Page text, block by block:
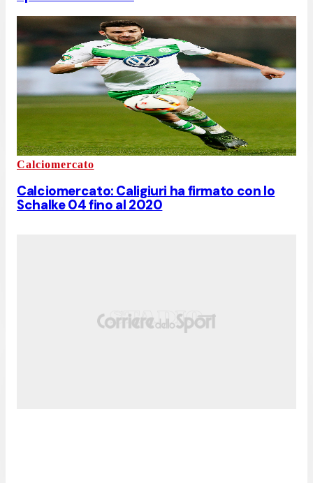
Calciomercato
Calciomercato: Caligiuri ha firmato con lo
Schalke 04 fino al 2020